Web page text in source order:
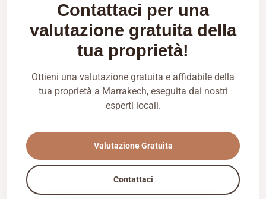
Contattaci per una
valutazione gratuita della
tua proprietà!
Ottieni una valutazione gratuita e affidabile della
tua proprietà a Marrakech, eseguita dai nostri
esperti locali.
Valutazione Gratuita
Contattaci